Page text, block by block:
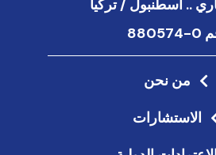
.. اسطنبول / تركيا
من نحن
الاستشارات